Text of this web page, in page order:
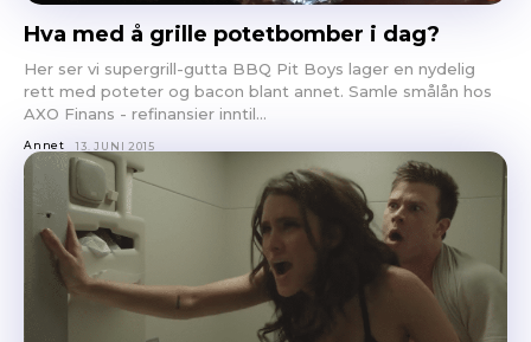
Hva med å grille potetbomber i dag?
Her ser vi supergrill-gutta BBQ Pit Boys lager en nydelig
rett med poteter og bacon blant annet. Samle smålån hos
AXO Finans - refinansier inntil...
Annet 13. JUNI 2015